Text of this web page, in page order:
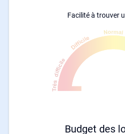
Facilité à trouver
Budget des